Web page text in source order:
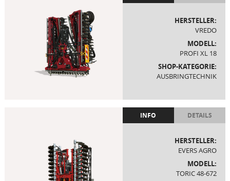
HERSTELLER:
VREDO
MODELL:
PROFI XL 18
SHOP-KATEGORIE:
AUSBRINGTECHNIK
INFO DETAILS
HERSTELLER:
EVERS AGRO
MODELL:
TORIC 48-672